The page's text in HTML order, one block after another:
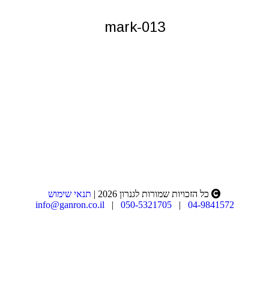
mark-013
כל הזכויות שמורות לגנרון 2026 |
תנאי שימוש
04-9841572
|
050-5321705
|
info@ganron.co.il